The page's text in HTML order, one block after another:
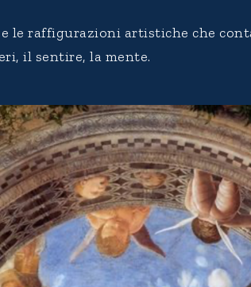
e le raffigurazioni artistiche che
il sentire, la mente.